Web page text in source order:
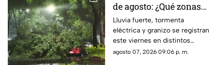
de agosto: ¿Qué zonas
de Guadalajara están
afectadas?
Lluvia fuerte, tormenta
eléctrica y granizo se registran
este viernes en distintos
puntos de Guadalajara y
agosto 07, 2026 09:06 p. m.